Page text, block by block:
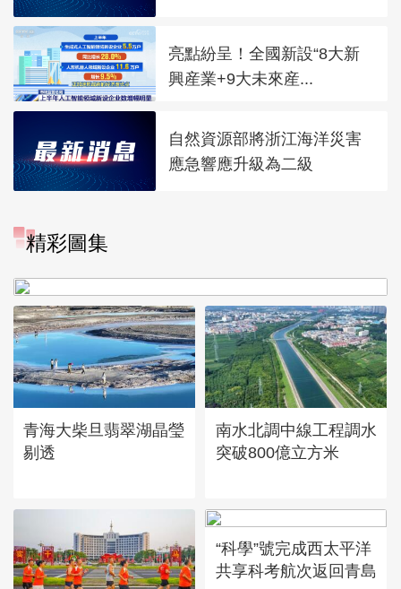
亮點紛呈！全國新設“8大新
興産業+9大未來産...
自然資源部將浙江海洋災害
應急響應升級為二級
精彩圖集
“大地指紋”奏響夏夜文旅樂
青海大柴旦翡翠湖晶瑩
剔透
南水北調中線工程調水
突破800億立方米
“科學”號完成西太平洋
共享科考航次返回青島